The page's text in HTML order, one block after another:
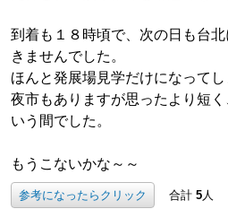
到着も１８時頃で、次の日も台
きませんでした。
ほんと発展場見学だけになってし
夜市もありますが思ったより短
いう間でした。
もうこないかな～～
参考になったらクリック 合計 5人